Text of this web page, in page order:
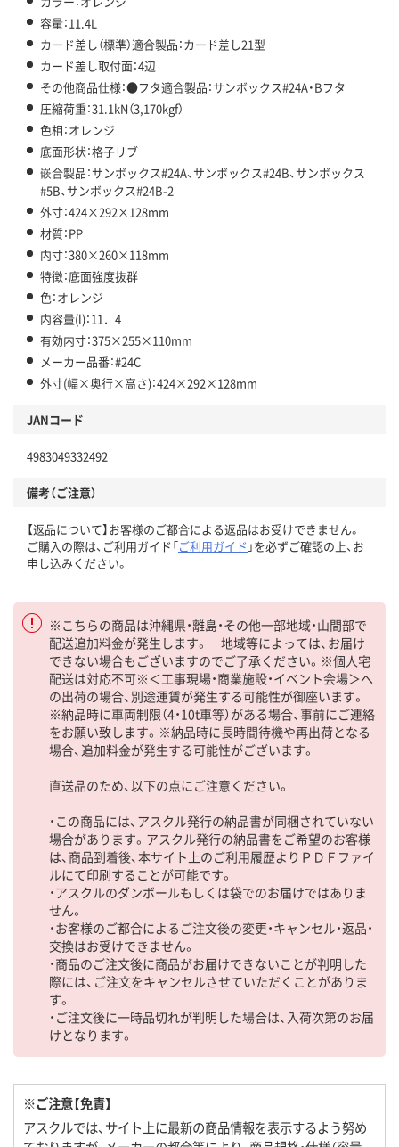
容量：11.4L
カード差し（標準）適合製品：カード差し21型
カード差し取付面：4辺
その他商品仕様：●フタ適合製品：サンボックス#24A・Bフタ
圧縮荷重：31.1kN（3,170kgf）
色相：オレンジ
底面形状：格子リブ
嵌合製品：サンボックス#24A、サンボックス#24B、サンボックス
#5B、サンボックス#24B-2
外寸：424×292×128mm
材質：PP
内寸：380×260×118mm
特徴：底面強度抜群
色：オレンジ
内容量(l)：11．4
有効内寸：375×255×110mm
メーカー品番：#24C
外寸(幅×奥行×高さ)：424×292×128mm
JANコード
4983049332492
備考（ご注意）
【返品について】お客様のご都合による返品はお受けできません。
ご購入の際は、ご利用ガイド「ご利用ガイド 」を必ずご確認の上、お
申し込みください。
※こちらの商品は沖縄県・離島・その他一部地域・山間部で
配送追加料金が発生します。 地域等によっては、お届け
できない場合もございますのでご了承ください。※個人宅
配送は対応不可※＜工事現場・商業施設・イベント会場＞へ
の出荷の場合、別途運賃が発生する可能性が御座います。
※納品時に車両制限（4・10t車等）がある場合、事前にご連絡
をお願い致します。※納品時に長時間待機や再出荷となる
場合、追加料金が発生する可能性がございます。
直送品のため、以下の点にご注意ください。
・この商品には、アスクル発行の納品書が同梱されていない
場合があります。アスクル発行の納品書をご希望のお客様
は、商品到着後、本サイト上のご利用履歴よりＰＤＦファイ
ルにて印刷することが可能です。
・アスクルのダンボールもしくは袋でのお届けではありま
せん。
・お客様のご都合によるご注文後の変更・キャンセル・返品・
交換はお受けできません。
・商品のご注文後に商品がお届けできないことが判明した
際には、ご注文をキャンセルさせていただくことがありま
す。
・ご注文後に一時品切れが判明した場合は、入荷次第のお届
けとなります。
※ご注意【免責】
アスクルでは、サイト上に最新の商品情報を表示するよう努め